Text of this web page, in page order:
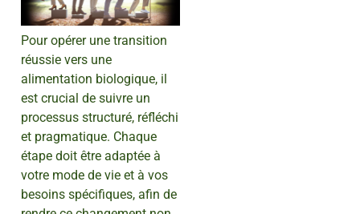
Pour opérer une transition
réussie vers une
alimentation biologique, il
est crucial de suivre un
processus structuré, réfléchi
et pragmatique. Chaque
étape doit être adaptée à
votre mode de vie et à vos
besoins spécifiques, afin de